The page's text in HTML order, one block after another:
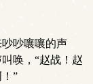
吵嚷嚷的声
唤，“赵战！赵
”